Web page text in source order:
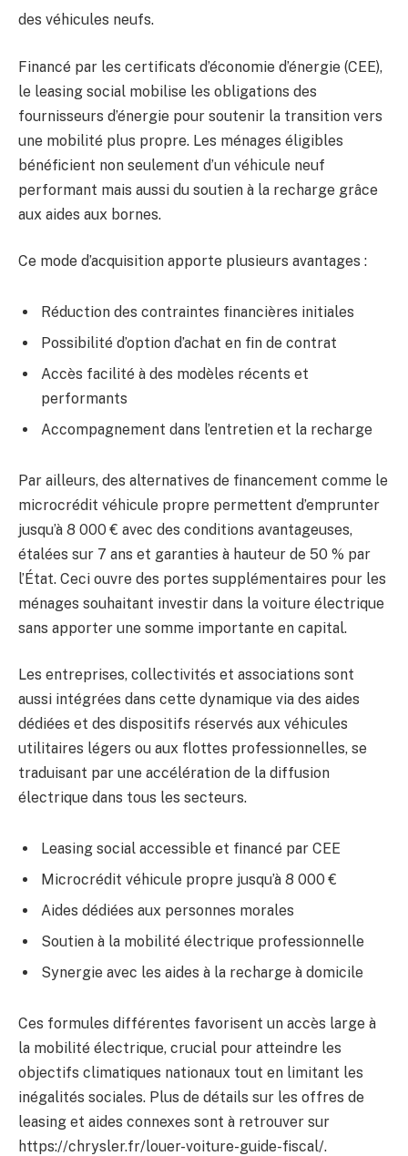
des véhicules neufs.
Financé par les certificats d’économie d’énergie (CEE),
le leasing social mobilise les obligations des
fournisseurs d’énergie pour soutenir la transition vers
une mobilité plus propre. Les ménages éligibles
bénéficient non seulement d’un véhicule neuf
performant mais aussi du soutien à la recharge grâce
aux aides aux bornes.
Ce mode d’acquisition apporte plusieurs avantages :
Réduction des contraintes financières initiales
Possibilité d’option d’achat en fin de contrat
Accès facilité à des modèles récents et
performants
Accompagnement dans l’entretien et la recharge
Par ailleurs, des alternatives de financement comme le
microcrédit véhicule propre permettent d’emprunter
jusqu’à 8 000 € avec des conditions avantageuses,
étalées sur 7 ans et garanties à hauteur de 50 % par
l’État. Ceci ouvre des portes supplémentaires pour les
ménages souhaitant investir dans la voiture électrique
sans apporter une somme importante en capital.
Les entreprises, collectivités et associations sont
aussi intégrées dans cette dynamique via des aides
dédiées et des dispositifs réservés aux véhicules
utilitaires légers ou aux flottes professionnelles, se
traduisant par une accélération de la diffusion
électrique dans tous les secteurs.
Leasing social accessible et financé par CEE
Microcrédit véhicule propre jusqu’à 8 000 €
Aides dédiées aux personnes morales
Soutien à la mobilité électrique professionnelle
Synergie avec les aides à la recharge à domicile
Ces formules différentes favorisent un accès large à
la mobilité électrique, crucial pour atteindre les
objectifs climatiques nationaux tout en limitant les
inégalités sociales. Plus de détails sur les offres de
leasing et aides connexes sont à retrouver sur
https://chrysler.fr/louer-voiture-guide-fiscal/.